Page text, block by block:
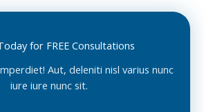
for FREE Consultations
Aut, deleniti nisl varius nunc
iure iure nunc sit.